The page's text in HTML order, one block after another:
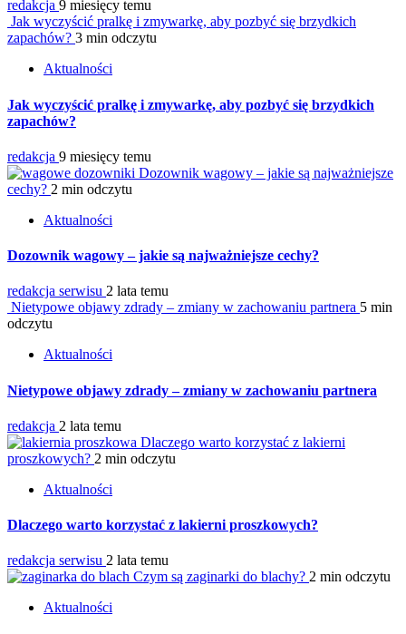
redakcja 9 miesięcy temu
Jak wyczyścić pralkę i zmywarkę, aby pozbyć się brzydkich
zapachów? 3 min odczytu
Aktualności
Jak wyczyścić pralkę i zmywarkę, aby pozbyć się brzydkich
zapachów?
redakcja 9 miesięcy temu
Dozownik wagowy – jakie są najważniejsze
cechy? 2 min odczytu
Aktualności
Dozownik wagowy – jakie są najważniejsze cechy?
redakcja serwisu 2 lata temu
Nietypowe objawy zdrady – zmiany w zachowaniu partnera 5 min
odczytu
Aktualności
Nietypowe objawy zdrady – zmiany w zachowaniu partnera
redakcja 2 lata temu
Dlaczego warto korzystać z lakierni
proszkowych? 2 min odczytu
Aktualności
Dlaczego warto korzystać z lakierni proszkowych?
redakcja serwisu 2 lata temu
Czym są zaginarki do blachy? 2 min odczytu
Aktualności